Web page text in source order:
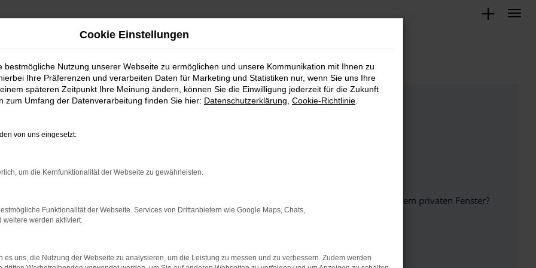
bestimmter Seiten verhindern. Funktioniert die Seite in einem anderen Browser oder in einem privaten Fenster?
beheben.
auf dem neuesten Stand sind.
kann auch dazu führen, dass bestimmte Funktionen nicht mehr unterstützt werden.
Cookie Einstellungen
bestmögliche Nutzung unserer Webseite zu ermöglichen und unsere Kommunikation mit Ihnen zu
Ihre Präferenzen und verarbeiten Daten für Marketing und Statistiken nur, wenn Sie uns Ihre
späteren Zeitpunkt Ihre Meinung ändern, können Sie die Einwilligung jederzeit für die Zukunft
zum Umfang der Datenverarbeitung finden Sie hier: Datenschutzerklärung Cookie-Richtlinie
von uns eingesetzt:
um die Kernfunktionalität der Webseite zu gewährleisten.
Funktionalität der Webseite. Services von Drittanbietern wie Google Maps, Chats,
weitere werden aktiviert.
es uns, die Nutzung der Webseite zu analysieren, um die Leistung zu messen und zu verbessern. Zudem werden